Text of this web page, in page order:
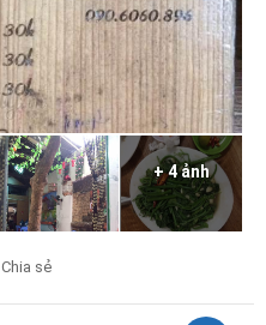
+ 4 ảnh
Chia sẻ